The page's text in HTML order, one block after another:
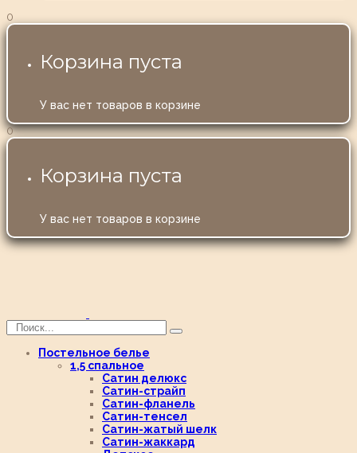
0
Корзина пуста
У вас нет товаров в корзине
0
Корзина пуста
У вас нет товаров в корзине
Постельное белье
1,5 спальное
Сатин делюкс
Сатин-страйп
Сатин-фланель
Сатин-тенсел
Сатин-жатый шелк
Сатин-жаккард